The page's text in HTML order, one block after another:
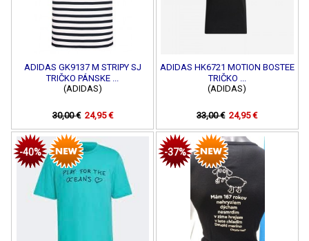
ADIDAS GK9137 M STRIPY SJ
TRIČKO PÁNSKE ...
(ADIDAS)
30,00 € 24,95 €
ADIDAS HK6721 MOTION BOSTEE
TRIČKO ...
(ADIDAS)
33,00 € 24,95 €
-40% -37%